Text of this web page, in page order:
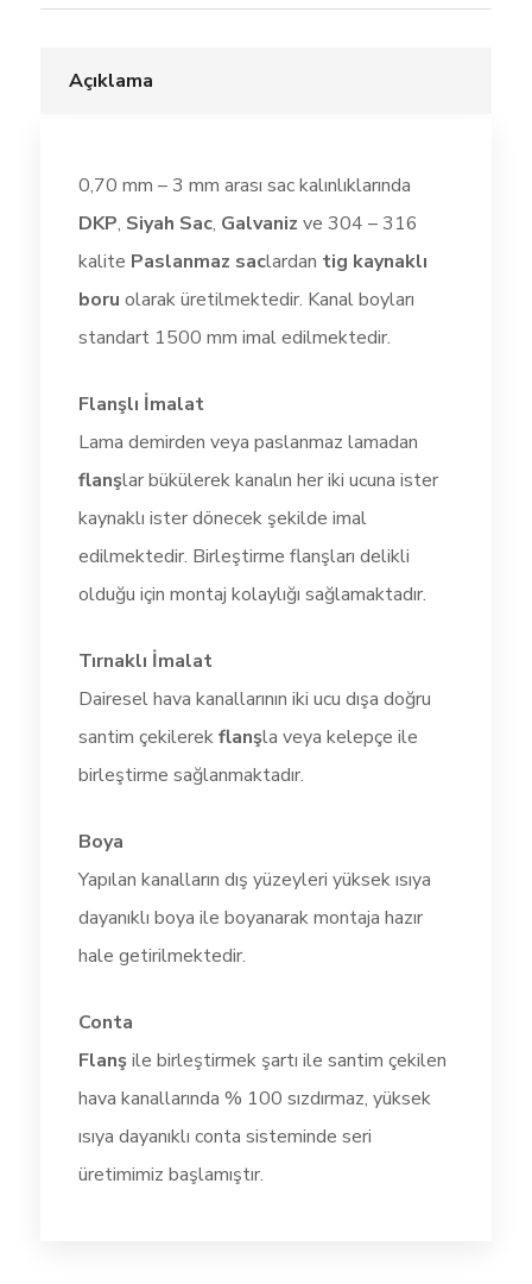
Açıklama
0,70 mm – 3 mm arası sac kalınlıklarında
DKP, Siyah Sac, Galvaniz ve 304 – 316
kalite Paslanmaz saclardan tig kaynaklı
boru olarak üretilmektedir. Kanal boyları
standart 1500 mm imal edilmektedir.
Flanşlı İmalat
Lama demirden veya paslanmaz lamadan
flanşlar bükülerek kanalın her iki ucuna ister
kaynaklı ister dönecek şekilde imal
edilmektedir. Birleştirme flanşları delikli
olduğu için montaj kolaylığı sağlamaktadır.
Tırnaklı İmalat
Dairesel hava kanallarının iki ucu dışa doğru
santim çekilerekflanşla veya kelepçe ile
birleştirme sağlanmaktadır.
Boya
Yapılan kanalların dış yüzeyleri yüksek ısıya
dayanıklı boya ile boyanarak montaja hazır
hale getirilmektedir.
Conta
Flanşile birleştirmek şartı ile santim çekilen
hava kanallarında % 100 sızdırmaz, yüksek
ısıya dayanıklı conta sisteminde seri
üretimimiz başlamıştır.